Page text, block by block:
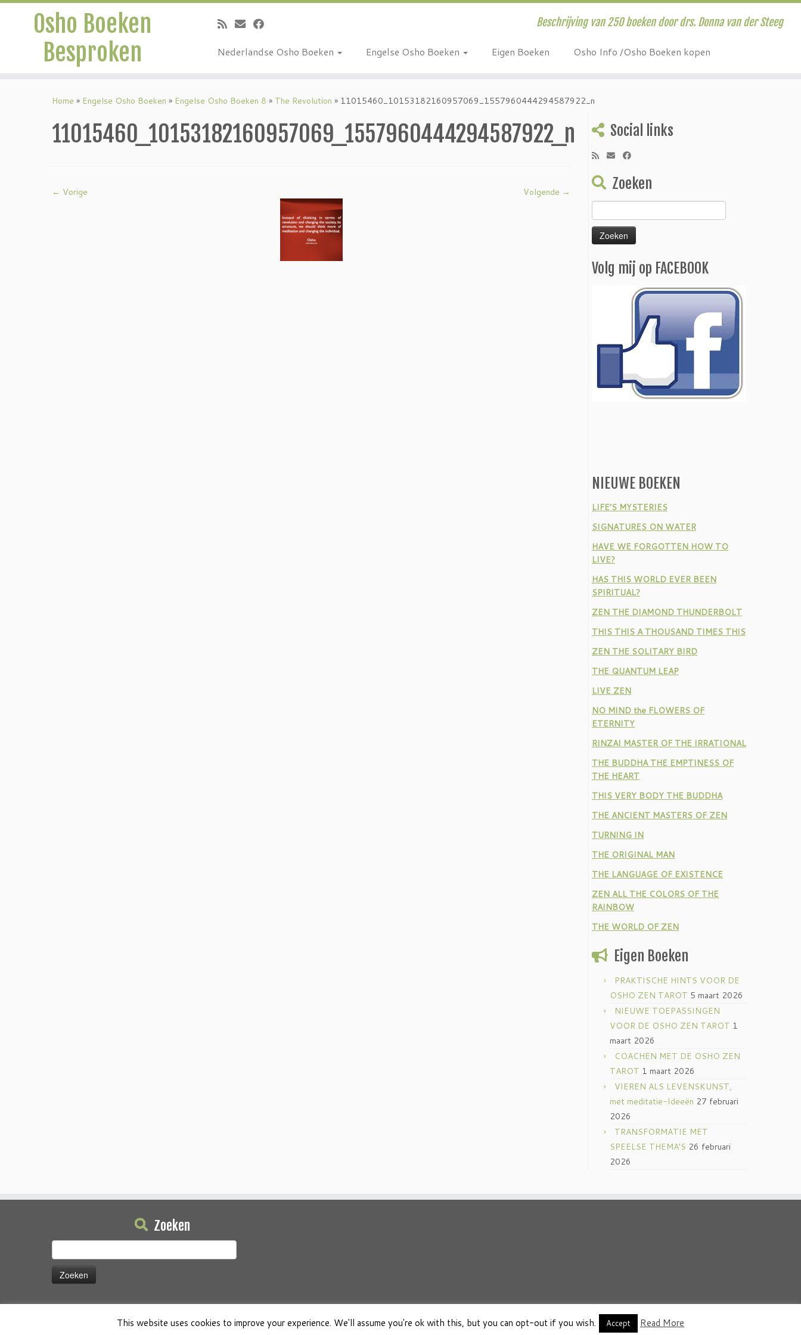
Osho Boeken
Besproken
Beschrijving van 250 boeken door drs. Donna van der Steeg
Nederlandse Osho Boeken Engelse Osho Boeken Eigen Boeken Osho Info /Osho Boeken kopen
Home » Engelse Osho Boeken » Engelse Osho Boeken 8 » The Revolution » 11015460_10153182160957069_1557960444294587922_n
11015460_10153182160957069_1557960444294587922_n
← Vorige Volgende →
Social links
Zoeken
naar:
Volg mij op FACEBOOK
NIEUWE BOEKEN
LIFE’S MYSTERIES
SIGNATURES ON WATER
HAVE WE FORGOTTEN HOW TO
LIVE?
HAS THIS WORLD EVER BEEN
SPIRITUAL?
ZEN THE DIAMOND THUNDERBOLT
THIS THIS A THOUSAND TIMES THIS
ZEN THE SOLITARY BIRD
THE QUANTUM LEAP
LIVE ZEN
NO MIND the FLOWERS OF
ETERNITY
RINZAI MASTER OF THE IRRATIONAL
THE BUDDHA THE EMPTINESS OF
THE HEART
THIS VERY BODY THE BUDDHA
THE ANCIENT MASTERS OF ZEN
TURNING IN
THE ORIGINAL MAN
THE LANGUAGE OF EXISTENCE
ZEN ALL THE COLORS OF THE
RAINBOW
THE WORLD OF ZEN
Eigen Boeken
PRAKTISCHE HINTS VOOR DE
OSHO ZEN TAROT 5 maart 2026
NIEUWE TOEPASSINGEN
VOOR DE OSHO ZEN TAROT 1
maart 2026
COACHEN MET DE OSHO ZEN
TAROT 1 maart 2026
VIEREN ALS LEVENSKUNST,
met meditatie-Ideeën 27 februari
2026
TRANSFORMATIE MET
SPEELSE THEMA’S 26 februari
2026
Zoeken
naar:
·© 2026 Osho Boeken Besproken·Aangeboden door ·Ontworpen met deCustomizr thema ·
This website uses cookies to improve your experience. We'll assume you're ok with this, but you can opt-out if you wish. Accept Read More